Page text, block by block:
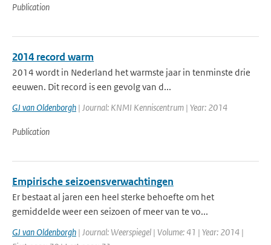
Publication
2014 record warm
2014 wordt in Nederland het warmste jaar in tenminste drie
eeuwen. Dit record is een gevolg van d...
GJ van Oldenborgh | Journal: KNMI Kenniscentrum | Year: 2014
Publication
Empirische seizoensverwachtingen
Er bestaat al jaren een heel sterke behoefte om het
gemiddelde weer een seizoen of meer van te vo...
GJ van Oldenborgh | Journal: Weerspiegel | Volume: 41 | Year: 2014 |